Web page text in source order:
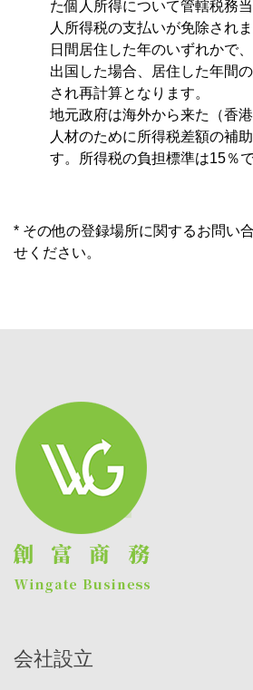
た個人所得について管轄税務
人所得税の支払いが免除され
日間居住した年のいずれかで
出国した場合、居住した年間
され再計算となります。
地元政府は海外から来た（香
人材のために所得税差額の補
す。所得税の負担標準は15％で
* その他の登録場所に関するお問い
せください。
会社設立